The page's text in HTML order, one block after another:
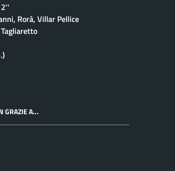
Rorà, Villar Pellice
Pinerolo
GRAZIE A...